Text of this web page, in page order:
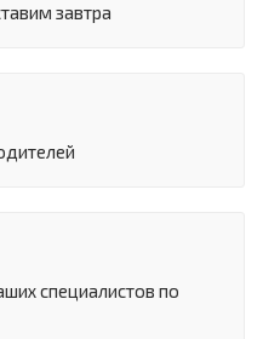
завтра
специалистов по